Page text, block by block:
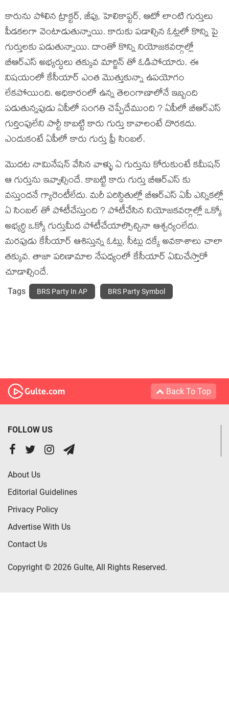
కారును పోలిన ట్రాక్టర్, జీపు, హెలికాప్టర్, ఆటో లాంటి గుర్తులు
పీడకలగా వెంటాడుతున్నాయి. కారుకు పడాల్సిన ఓట్లలో కొన్ని పై
గుర్తులకు పడుతున్నాయి. దాంతో కొన్ని నియోజకవర్గాల్లో
బీఆర్ఎస్ అభ్యర్ధులు తక్కువ మార్జిన్ తో ఓడిపోయారు. ఈ
విషయంలో కేసీయార్ ఎంత మొత్తుకున్నా ఉపయోగం
లేకపోయింది. అధికారంలో ఉన్న తెలంగాణాలోనే ఇబ్బంది
పడుతున్నపుడు ఏపీలో సంగతి చెప్పేదేముంది ? ఏపీలో బీఆర్ఎస్
గుర్తింపులేని పార్టీ కాబట్టి కారు గుర్తు కావాలంటే దొరకదు.
ఎందుకంటే ఏపీలో కారు గుర్తు ఫ్రీ సింబల్.
మొదట నామినేషన్ వేసిన వాళ్ళు ఏ గుర్తును కోరుకుంటే కమీషన్
ఆ గుర్తును ఇవ్వాల్సిందే. కాబట్టి కారు గుర్తు బీఆర్ఎస్ కు
వస్తుందనే గ్యారెంటీలేదు. మరీ పరిస్ధితుల్లో బీఆర్ఎస్ ఏపీ ఎన్నికల్లో
ఏ సింబల్ తో పోటీచేస్తుంది ? పోటీచేసిన నియోజకవర్గాల్లో ఒక్కో
అభ్యర్ధి ఒక్కో గుర్తుమీద పోటీచేయాల్సొచ్చినా ఆశ్చర్యంలేదు.
మరపుడు కేసీయార్ ఆశిస్తున్న ఓట్లు, సీట్లు దక్కే అవకాశాలు చాలా
తక్కువ. తాజా పరిణామాల నేపధ్యంలో కేసీయార్ ఏమిచేస్తారో
చూడాల్సిందే.
Tags BRS Party In AP BRS Party Symbol
Back To Top
FOLLOW US
About Us
Editorial Guidelines
Privacy Policy
Advertise With Us
Contact Us
Copyright © 2026 Gulte, All Rights Reserved.